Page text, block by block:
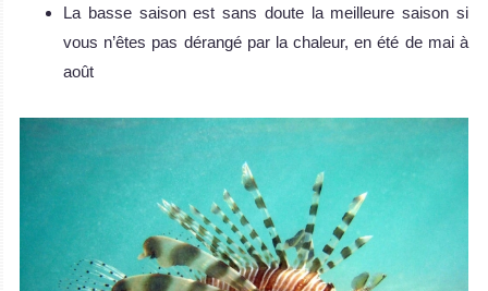
La basse saison est sans doute la meilleure saison si
vous n’êtes pas dérangé par la chaleur, en été de mai à
août